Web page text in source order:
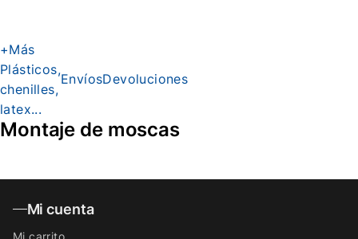
+Más
Plásticos,
chenilles,
latex...
EnvíosDevoluciones
Montaje de moscas
Mi cuenta
Mi carrito